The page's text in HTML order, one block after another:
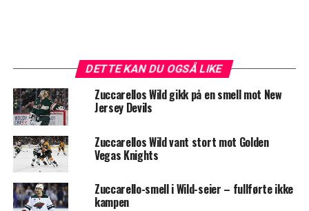
DETTE KAN DU OGSÅ LIKE
Zuccarellos Wild gikk på en smell mot New
Jersey Devils
Zuccarellos Wild vant stort mot Golden
Vegas Knights
Zuccarello-smell i Wild-seier – fullførte ikke
kampen